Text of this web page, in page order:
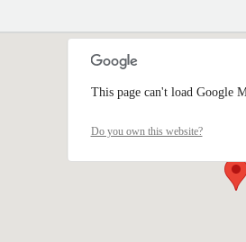
This page can't load Google
Do you own this website?